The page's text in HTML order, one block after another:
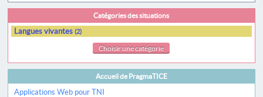
Catégories des situations
Langues vivantes(2)
Choisir une catégorie
Accueil de PragmaTICE
Applications Web pour TNI